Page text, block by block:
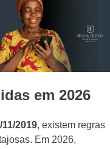
em 2026
2019, existem regras
Em 2026,